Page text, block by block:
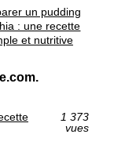
un pudding
: une recette
et nutritive
1 373
vues